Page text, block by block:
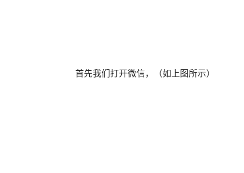
首先我们打开微信，（如上图所示）